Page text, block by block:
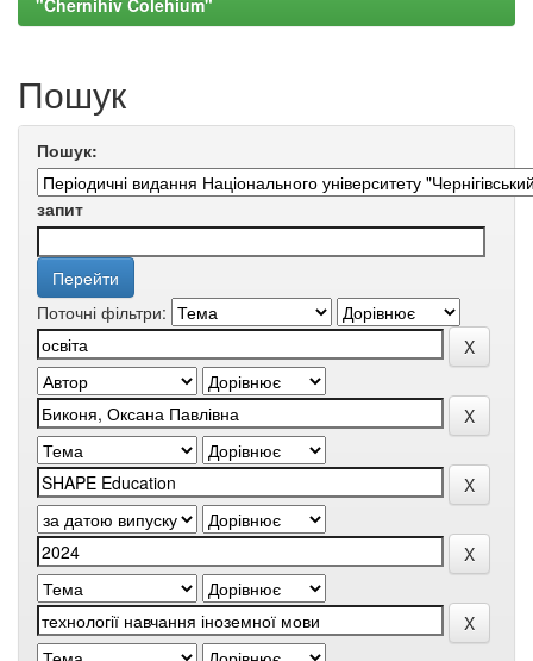
"Chernihiv Colehium"
Пошук
Пошук:
запит
Поточні фільтри: